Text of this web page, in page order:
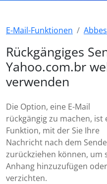
E-Mail-Funktionen
Rückgängiges
Yahoo.com.br
verwenden
Die Option, eine E-Mail
rückgängig zu machen, ist
Funktion, mit der Sie Ihre
Nachricht nach dem
zurückziehen können, um
Anhang hinzuzufügen
verzichten.